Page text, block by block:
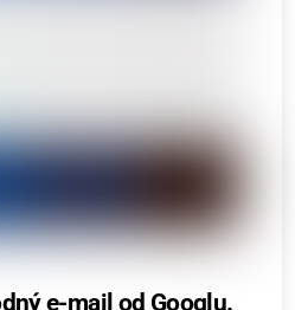
e-mail od Googlu.